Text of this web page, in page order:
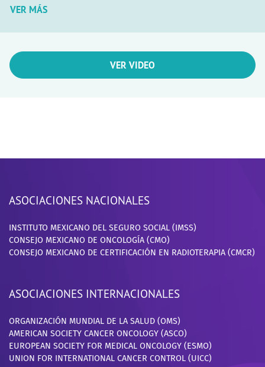
VER MÁS
VER VIDEO
ASOCIACIONES NACIONALES
INSTITUTO MEXICANO DEL SEGURO SOCIAL (IMSS)
CONSEJO MEXICANO DE ONCOLOGÍA (CMO)
CONSEJO MEXICANO DE CERTIFICACIÓN EN RADIOTERAPIA (CMCR)
ASOCIACIONES INTERNACIONALES
ORGANIZACIÓN MUNDIAL DE LA SALUD (OMS)
AMERICAN SOCIETY CANCER ONCOLOGY (ASCO)
EUROPEAN SOCIETY FOR MEDICAL ONCOLOGY (ESMO)
UNION FOR INTERNATIONAL CANCER CONTROL (UICC)